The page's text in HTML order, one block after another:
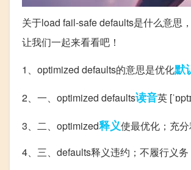
关于load fail-safe defaults是什么意思
让我们一起来看看吧！
1、optimized defaults的意思是优化默
2、一、optimized defaults读音英
3、二、optimized释义使最优化；充分
4、三、defaults释义违约；不履行义